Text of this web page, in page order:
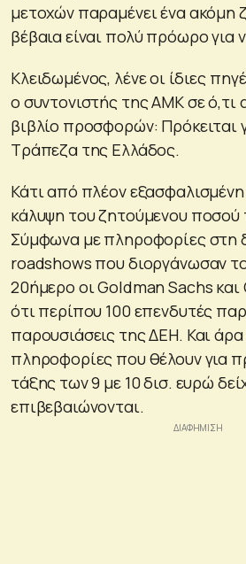
μετοχών παραμένει ένα ακόμη
βέβαια είναι πολύ πρόωρο για
Κλειδωμένος, λένε οι ίδιες
ο συντονιστής της ΑΜΚ σε ό,τι
βιβλίο προσφορών: Πρόκειται
Τράπεζα της Ελλάδος.
Κάτι από πλέον
κάλυψη του ζητούμενου ποσού
Σύμφωνα με πληροφορίες στη
roadshows που διοργάνωσαν
20ήμερο οι Goldman Sachs και
ότι περίπου 100 επενδυτές
παρουσιάσεις της ΔΕΗ. Και άρα
πληροφορίες που θέλουν για
τάξης των 9 με 10 δισ. ευρώ
επιβεβαιώνονται.